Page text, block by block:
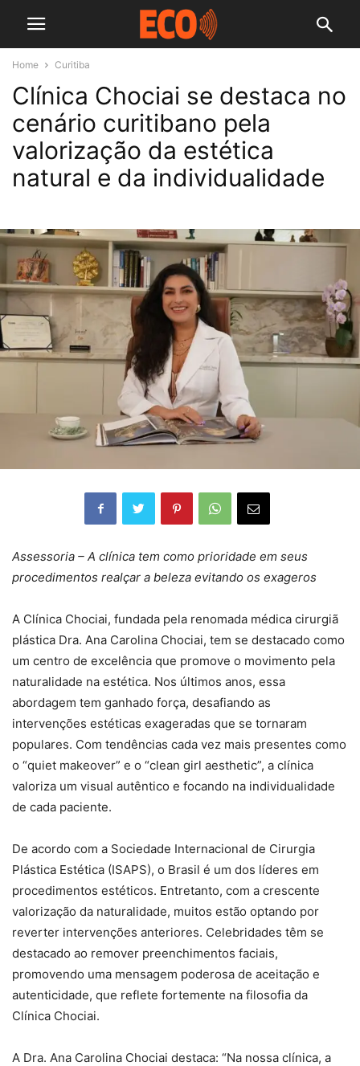
Home Curitiba
Clínica Chociai se destaca no
cenário curitibano pela
valorização da estética
natural e da individualidade
Assessoria – A clínica tem como prioridade em seus
procedimentos realçar a beleza evitando os exageros
A Clínica Chociai, fundada pela renomada médica cirurgiã
plástica Dra. Ana Carolina Chociai, tem se destacado como
um centro de excelência que promove o movimento pela
naturalidade na estética. Nos últimos anos, essa
abordagem tem ganhado força, desafiando as
intervenções estéticas exageradas que se tornaram
populares. Com tendências cada vez mais presentes como
o “quiet makeover” e o “clean girl aesthetic”, a clínica
valoriza um visual autêntico e focando na individualidade
de cada paciente.
De acordo com a Sociedade Internacional de Cirurgia
Plástica Estética (ISAPS), o Brasil é um dos líderes em
procedimentos estéticos. Entretanto, com a crescente
valorização da naturalidade, muitos estão optando por
reverter intervenções anteriores. Celebridades têm se
destacado ao remover preenchimentos faciais,
promovendo uma mensagem poderosa de aceitação e
autenticidade, que reflete fortemente na filosofia da
Clínica Chociai.
A Dra. Ana Carolina Chociai destaca: “Na nossa clínica, a